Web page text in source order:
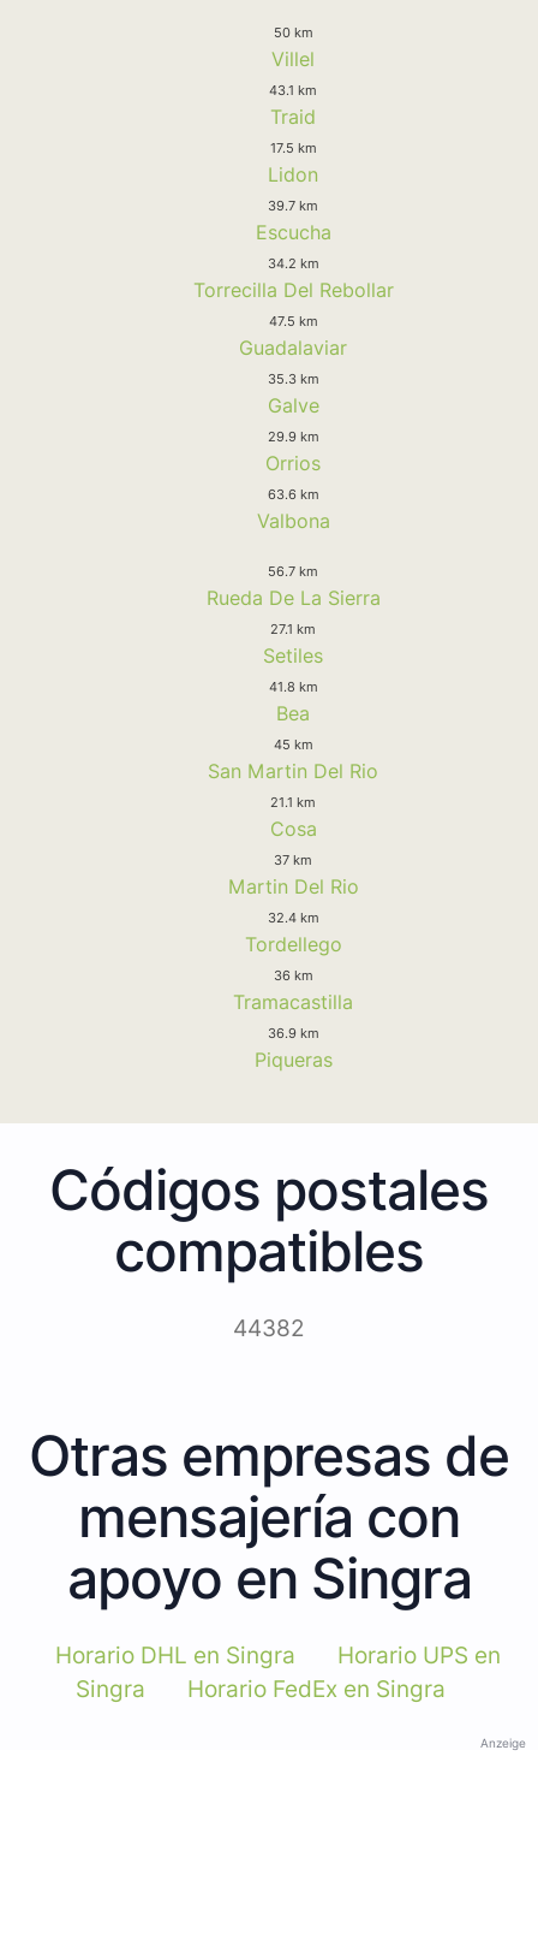
50 km
Villel
43.1 km
Traid
17.5 km
Lidon
39.7 km
Escucha
34.2 km
Torrecilla Del Rebollar
47.5 km
Guadalaviar
35.3 km
Galve
29.9 km
Orrios
63.6 km
Valbona
56.7 km
Rueda De La Sierra
27.1 km
Setiles
41.8 km
Bea
45 km
San Martin Del Rio
21.1 km
Cosa
37 km
Martin Del Rio
32.4 km
Tordellego
36 km
Tramacastilla
36.9 km
Piqueras
Códigos postales
compatibles
44382
Otras empresas de
mensajería con
apoyo en Singra
Horario DHL en Singra
Horario UPS en
Singra
Horario FedEx en Singra
Anzeige